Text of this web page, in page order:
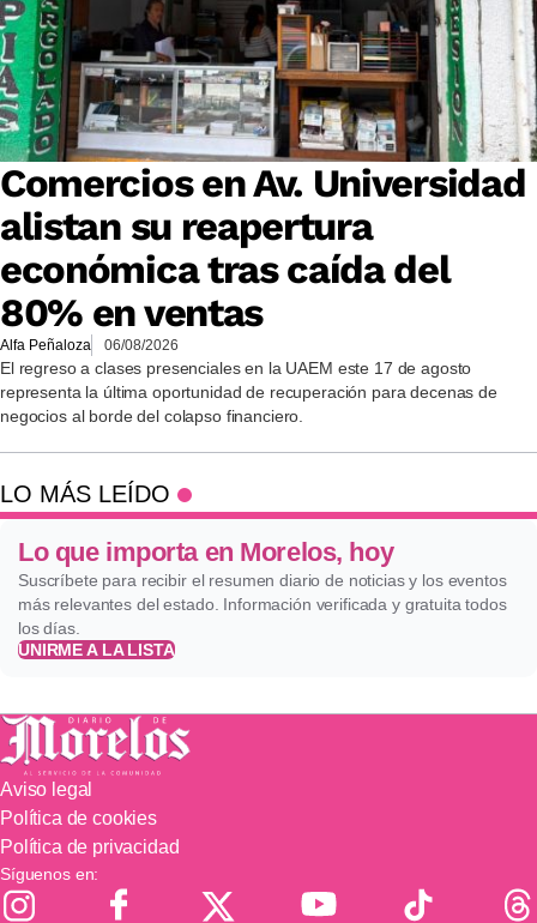
Comercios en Av. Universidad
alistan su reapertura
económica tras caída del
80% en ventas
Alfa Peñaloza 06/08/2026
El regreso a clases presenciales en la UAEM este 17 de agosto
representa la última oportunidad de recuperación para decenas de
negocios al borde del colapso financiero.
LO MÁS LEÍDO
Lo que importa en Morelos, hoy
Suscríbete para recibir el resumen diario de noticias y los eventos
más relevantes del estado. Información verificada y gratuita todos
los días.
UNIRME A LA LISTA
Aviso legal
Política de cookies
Política de privacidad
Síguenos en: